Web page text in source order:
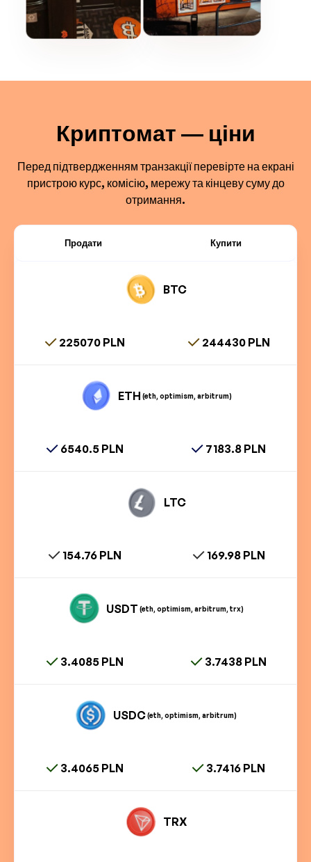
Криптомат — ціни
Перед підтвердженням транзакції перевірте на екрані
пристрою курс, комісію, мережу та кінцеву суму до
отримання.
Продати Купити
BTC
225070 PLN 244430 PLN
ETH (eth, optimism, arbitrum)
6540.5 PLN 7183.8 PLN
LTC
154.76 PLN 169.98 PLN
USDT (eth, optimism, arbitrum, trx)
3.4085 PLN 3.7438 PLN
USDC(eth, optimism, arbitrum)
3.4065 PLN 3.7416 PLN
TRX